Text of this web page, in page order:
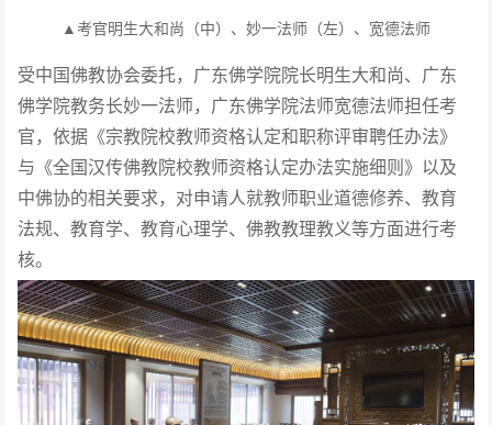
▲考官明生大和尚（中）、妙一法师（左）、宽德法师
受中国佛教协会委托，广东佛学院院长明生大和尚、广东
佛学院教务长妙一法师，广东佛学院法师宽德法师担任考
官，依据《宗教院校教师资格认定和职称评审聘任办法》
与《全国汉传佛教院校教师资格认定办法实施细则》以及
中佛协的相关要求，对申请人就教师职业道德修养、教育
法规、教育学、教育心理学、佛教教理教义等方面进行考
核。